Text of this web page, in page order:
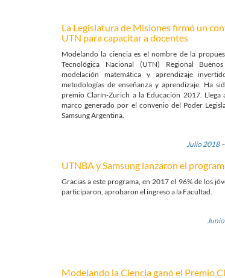
La Legislatura de Misiones firmó un
UTN para capacitar a docentes
Modelando la ciencia es el nombre de la
Tecnológica Nacional (UTN) Regional
modelación matemática y aprendizaje
metodologías de enseñanza y aprendizaje. Ha
premio Clarín-Zurich a la Educación 2017. Llega
marco generado por el convenio del Poder
Samsung Argentina.
Julio 2018
UTNBA y Samsung lanzaron el
Gracias a este programa, en 2017 el 96% de los
participaron, aprobaron el ingreso a la Facultad.
Modelando la Ciencia ganó el Premio